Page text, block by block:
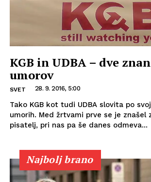
KGB in UDBA – dve
umorov
SVET 28. 9. 2016, 5:00
Tako KGB kot tudi UDBA slovita po
umorih. Med žrtvami prve se je znašel
pisatelj, pri nas pa še danes odmeva...
Najbolj brano